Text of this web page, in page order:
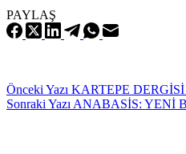
PAYLAŞ
Önceki Yazı KARTEPE
Sonraki Yazı ANABASİS: YENİ